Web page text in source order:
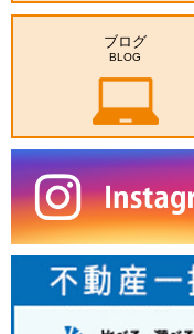
ブログ
BLOG